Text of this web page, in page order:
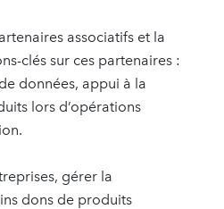
associatifs et la
clés sur ces partenaires :
données, appui à la
lors d’opérations
gérer la
dons de produits